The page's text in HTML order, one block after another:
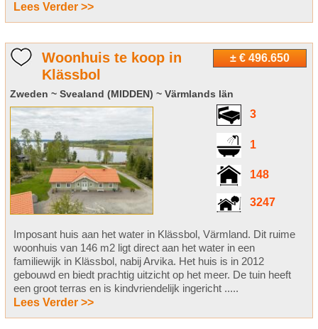
Lees Verder >>
± € 496.650
Woonhuis te koop in
Klässbol
Zweden ~ Svealand (MIDDEN) ~ Värmlands län
3
1
148
3247
Imposant huis aan het water in Klässbol, Värmland. Dit ruime
woonhuis van 146 m2 ligt direct aan het water in een
familiewijk in Klässbol, nabij Arvika. Het huis is in 2012
gebouwd en biedt prachtig uitzicht op het meer. De tuin heeft
een groot terras en is kindvriendelijk ingericht .....
Lees Verder >>